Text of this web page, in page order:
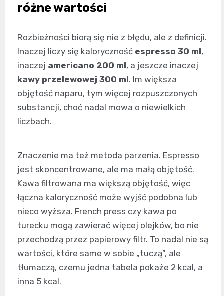
różne wartości
Rozbieżności biorą się nie z błędu, ale z definicji.
Inaczej liczy się kaloryczność espresso 30 ml,
inaczej americano 200 ml, a jeszcze inaczej
kawy przelewowej 300 ml. Im większa
objętość naparu, tym więcej rozpuszczonych
substancji, choć nadal mowa o niewielkich
liczbach.
Znaczenie ma też metoda parzenia. Espresso
jest skoncentrowane, ale ma małą objętość.
Kawa filtrowana ma większą objętość, więc
łączna kaloryczność może wyjść podobna lub
nieco wyższa. French press czy kawa po
turecku mogą zawierać więcej olejków, bo nie
przechodzą przez papierowy filtr. To nadal nie są
wartości, które same w sobie „tuczą”, ale
tłumaczą, czemu jedna tabela pokaże 2 kcal, a
inna 5 kcal.